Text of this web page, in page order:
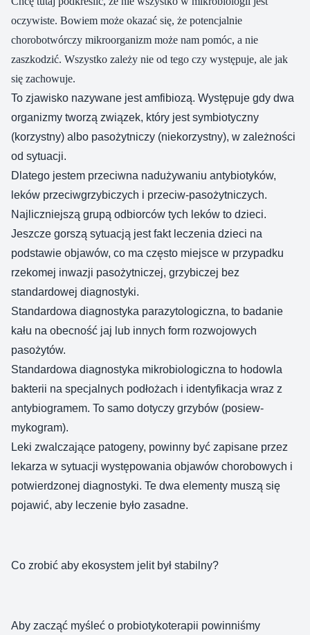
oczywiste. Bowiem może okazać się, że potencjalnie
chorobotwórczy mikroorganizm może nam pomóc, a nie
zaszkodzić. Wszystko zależy nie od tego czy występuje, ale jak
się zachowuje.
To zjawisko nazywane jest amfibiozą. Występuje gdy dwa
organizmy tworzą związek, który jest symbiotyczny
(korzystny) albo pasożytniczy (niekorzystny), w zależności
od sytuacji.
Dlatego jestem przeciwna nadużywaniu antybiotyków,
leków przeciwgrzybiczych i przeciw-pasożytniczych.
Najliczniejszą grupą odbiorców tych leków to dzieci.
Jeszcze gorszą sytuacją jest fakt leczenia dzieci na
podstawie objawów, co ma często miejsce w przypadku
rzekomej inwazji pasożytniczej, grzybiczej bez
standardowej diagnostyki.
Standardowa diagnostyka parazytologiczna, to badanie
kału na obecność jaj lub innych form rozwojowych
pasożytów.
Standardowa diagnostyka mikrobiologiczna to hodowla
bakterii na specjalnych podłożach i identyfikacja wraz z
antybiogramem. To samo dotyczy grzybów (posiew-
mykogram).
Leki zwalczające patogeny, powinny być zapisane przez
lekarza w sytuacji występowania objawów chorobowych i
potwierdzonej diagnostyki. Te dwa elementy muszą się
pojawić, aby leczenie było zasadne.
Co zrobić aby ekosystem jelit był stabilny?
Aby zacząć myśleć o probiotykoterapii powinniśmy